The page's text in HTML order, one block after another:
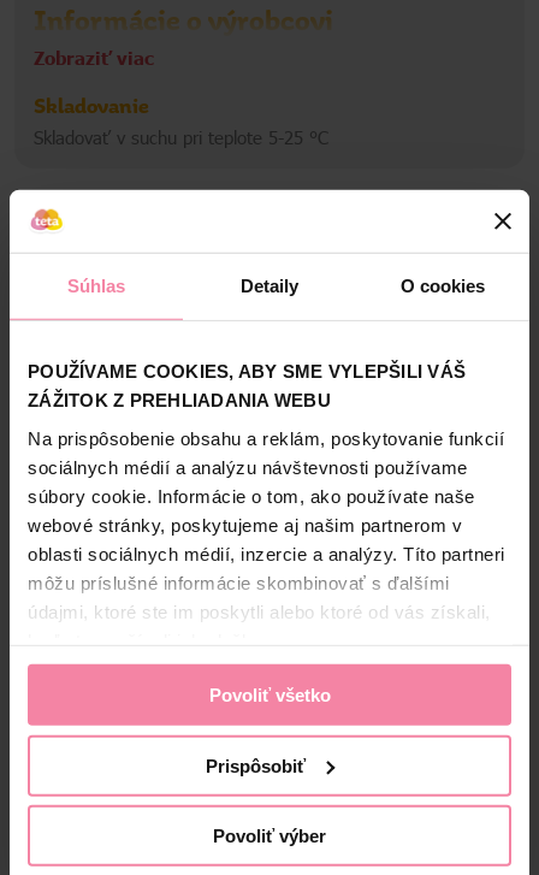
Súhlas Detaily O cookies
POUŽÍVAME COOKIES, ABY SME VYLEPŠILI VÁŠ
ZÁŽITOK Z PREHLIADANIA WEBU
Na prispôsobenie obsahu a reklám, poskytovanie funkcií
sociálnych médií a analýzu návštevnosti používame
súbory cookie. Informácie o tom, ako používate naše
webové stránky, poskytujeme aj našim partnerom v
oblasti sociálnych médií, inzercie a analýzy. Títo partneri
môžu príslušné informácie skombinovať s ďalšími
údajmi, ktoré ste im poskytli alebo ktoré od vás získali,
Povoliť všetko
Prispôsobiť
Povoliť výber
Informácie o výrobcovi
Zobraziť viac
Skladovanie
Skladovať v suchu pri teplote 5-25 °C
Bezpečnosť a balenie
Alternatívne produkty
NAŠA ZNAČKA
Tip Line kozmetické
tampóny 150 ks
Jedn. cena 0,01 / KS
NAŠA ZNAČKA
Tip Line vatové tyčinky
Bambus v sáčku 200 ks
Jedn. cena 0,01 / KS